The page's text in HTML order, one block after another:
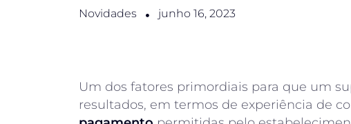
Novidades junho 16, 2023
Um dos fatores primordiais para que um
resultados, em termos de experiência de